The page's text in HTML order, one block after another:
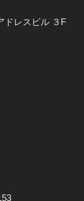
ドレスビル ３F